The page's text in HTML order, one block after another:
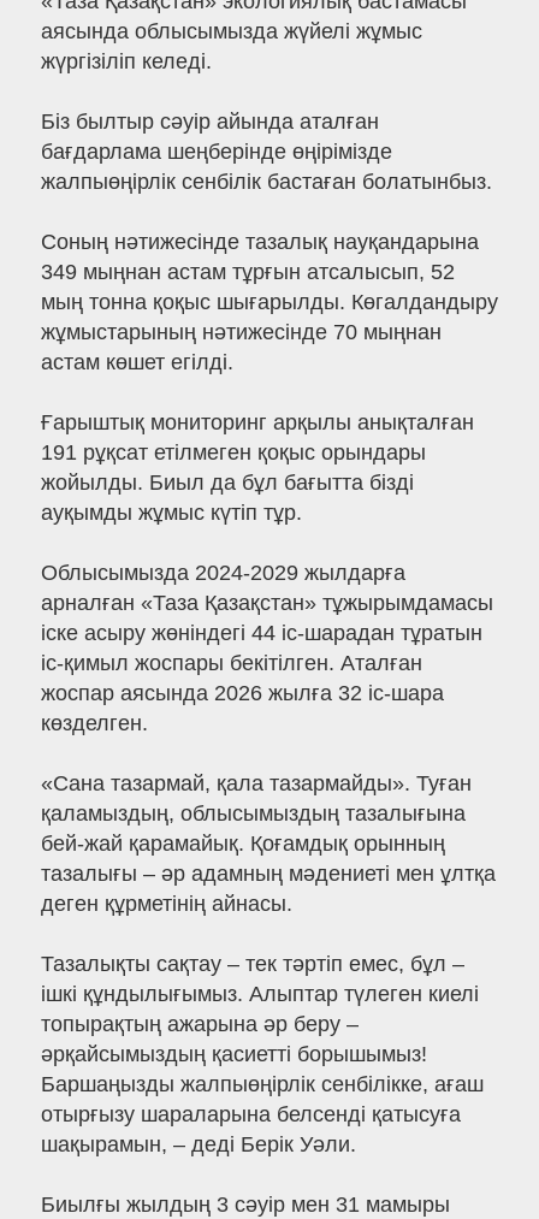
аясында облысымызда жүйелі жұмыс
жүргізіліп келеді.
Біз былтыр сәуір айында аталған
бағдарлама шеңберінде өңірімізде
жалпыөңірлік сенбілік бастаған болатынбыз.
Соның нәтижесінде тазалық науқандарына
349 мыңнан астам тұрғын атсалысып, 52
мың тонна қоқыс шығарылды. Көгалдандыру
жұмыстарының нәтижесінде 70 мыңнан
астам көшет егілді.
Ғарыштық мониторинг арқылы анықталған
191 рұқсат етілмеген қоқыс орындары
жойылды. Биыл да бұл бағытта бізді
ауқымды жұмыс күтіп тұр.
Облысымызда 2024-2029 жылдарға
арналған «Таза Қазақстан» тұжырымдамасы
іске асыру жөніндегі 44 іс-шарадан тұратын
іс-қимыл жоспары бекітілген. Аталған
жоспар аясында 2026 жылға 32 іс-шара
көзделген.
«Сана тазармай, қала тазармайды». Туған
қаламыздың, облысымыздың тазалығына
бей-жай қарамайық. Қоғамдық орынның
тазалығы – әр адамның мәдениеті мен ұлтқа
деген құрметінің айнасы.
Тазалықты сақтау – тек тәртіп емес, бұл –
ішкі құндылығымыз. Алыптар түлеген киелі
топырақтың ажарына әр беру –
әрқайсымыздың қасиетті борышымыз!
Баршаңызды жалпыөңірлік сенбілікке, ағаш
отырғызу шараларына белсенді қатысуға
шақырамын, – деді Берік Уәли.
Биылғы жылдың 3 сәуір мен 31 мамыры